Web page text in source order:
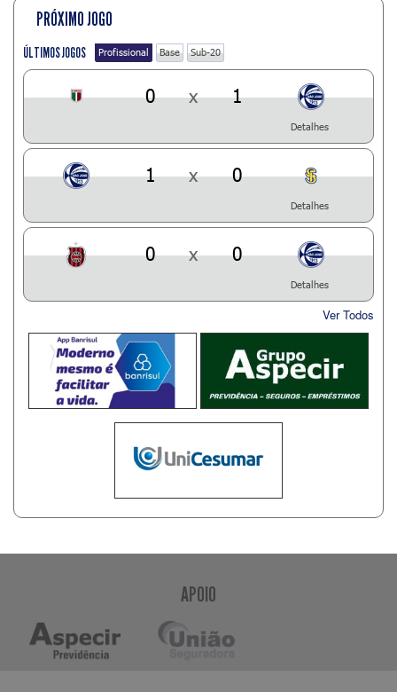
PRÓXIMO JOGO
ÚLTIMOS JOGOS Profissional Base Sub-20
0 x 1
Detalhes
1 x 0
Detalhes
0 x 0
Detalhes
Ver Todos
APOIO